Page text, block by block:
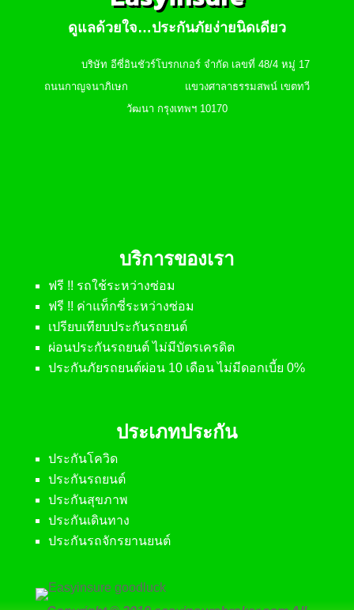
ดูแลด้วยใจ…ประกันภัยง่ายนิดเดียว
บริษัท อีซี่อินชัวร์โบรกเกอร์ จำกัด เลขที่ 48/4 หมู่ 17
ถนนกาญจนาภิเษก แขวงศาลาธรรมสพน์ เขตทวี
วัฒนา กรุงเทพฯ 10170
บริการของเรา
ฟรี !! รถใช้ระหว่างซ่อม
ฟรี !! ค่าแท็กซี่ระหว่างซ่อม
เปรียบเทียบประกันรถยนต์
ผ่อนประกันรถยนต์ ไม่มีบัตรเครดิต
ประกันภัยรถยนต์ผ่อน 10 เดือน ไม่มีดอกเบี้ย 0%
ประเภทประกัน
ประกันโควิด
ประกันรถยนต์
ประกันสุขภาพ
ประกันเดินทาง
ประกันรถจักรยานยนต์